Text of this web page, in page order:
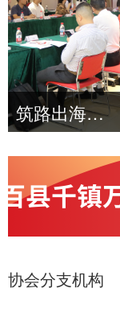
赓续红色血脉 勇担时代使命 ——珠海市建筑业协会党支部联合中建二局珠海分公司党总支开展七一主题党日暨
协会分支机构